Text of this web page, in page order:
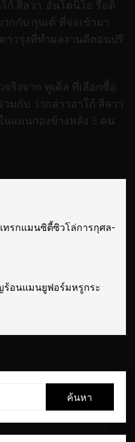
ก้ สิลวา, อันโตนิโอ รือดิ
กกับ กุนเด้ ที่จ่อเข้ามา
าวรุ่งที่ทำผลงานดีตอนปรี
ริงจาก ทูเคิ่ล ที่เลือกซื้อ
วมกับ ว่ากล่าวอาโก้ สิลวา
นแผนกองข้างหลัง 3 คน
ทรกแมนซิตี้ซิวโล่การกุศล-
ร้อนแมนยูฟอร์มหรูกระ